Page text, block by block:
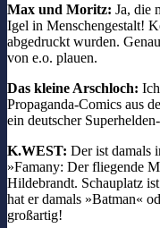
Max und Moritz: Ja, die
Igel in Menschengestalt!
abgedruckt wurden.
von e.o. plauen.
Das kleine Arschloch:
Propaganda-Comics aus
ein deutscher
K.WEST: Der ist damals
»Famany: Der fliegende
Hildebrandt. Schauplatz
hat er damals »Batman«
großartig!